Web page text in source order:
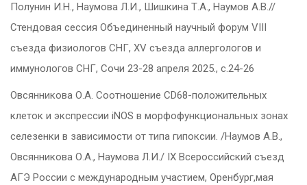
Полунин И.Н., Наумова Л.И., Шишкина Т.А., Наумов А.В.//
Стендовая сессия Объединенный научный форум VIII
съезда физиологов СНГ, XV съезда аллергологов и
иммунологов СНГ, Сочи 23-28 апреля 2025., с.24-26
Овсянникова О.А. Соотношение CD68-положительных
клеток и экспрессии iNOS в морфофункциональных зонах
селезенки в зависимости от типа гипоксии. /Наумов А.В.,
Овсянникова О.А., Наумова Л.И./ IX Всероссийский съезд
АГЭ России с международным участием, Оренбург,мая